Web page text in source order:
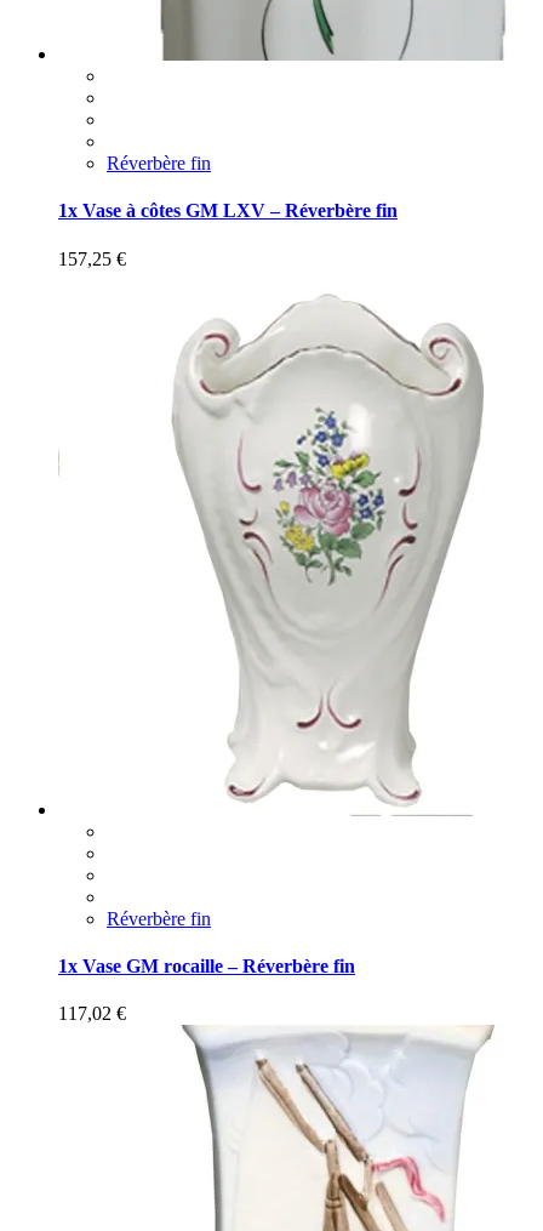
Réverbère fin
1x Vase à côtes GM LXV – Réverbère fin
157,25 €
Réverbère fin
1x Vase GM rocaille – Réverbère fin
117,02 €